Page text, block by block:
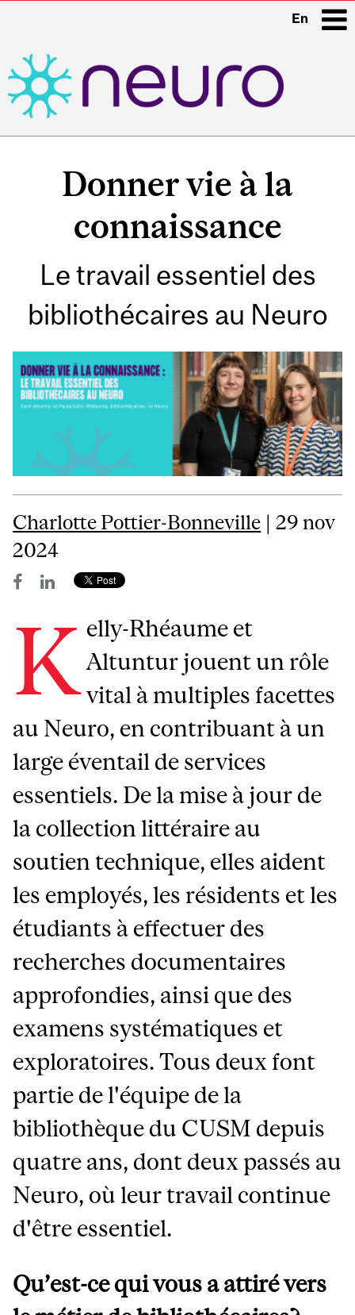
En
Donner vie à la
connaissance
Le travail essentiel des
bibliothécaires au Neuro
Charlotte Pottier-Bonneville | 29 nov
2024
K elly-Rhéaume et
Altuntur jouent un rôle
vital à multiples facettes
au Neuro, en contribuant à un
large éventail de services
essentiels. De la mise à jour de
la collection littéraire au
soutien technique, elles aident
les employés, les résidents et les
étudiants à effectuer des
recherches documentaires
approfondies, ainsi que des
examens systématiques et
exploratoires. Tous deux font
partie de l'équipe de la
bibliothèque du CUSM depuis
quatre ans, dont deux passés au
Neuro, où leur travail continue
d'être essentiel.
Qu’est-ce qui vous a attiré vers